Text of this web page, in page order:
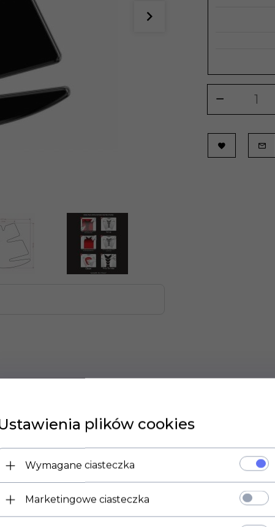
motocykla
lakieru
się podczas hamowań oraz chroni lakier
na drodze, Tankpad doskonale sprawdza się w
plików cookies
Wymagane ciasteczka
Marketingowe ciasteczka